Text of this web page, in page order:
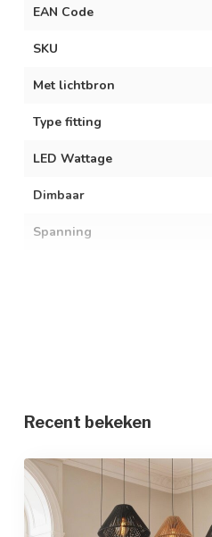
EAN Code
SKU
Met lichtbron
Type fitting
LED Wattage
Dimbaar
Spanning
In hoogte verstelbaar
Beschermingsklasse
Recent bekeken